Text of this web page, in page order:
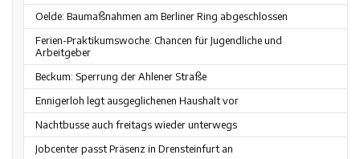
Oelde: Baumaßnahmen am Berliner Ring abgeschlossen
Ferien-Praktikumswoche: Chancen für Jugendliche und
Arbeitgeber
Beckum: Sperrung der Ahlener Straße
Ennigerloh legt ausgeglichenen Haushalt vor
Nachtbusse auch freitags wieder unterwegs
Jobcenter passt Präsenz in Drensteinfurt an